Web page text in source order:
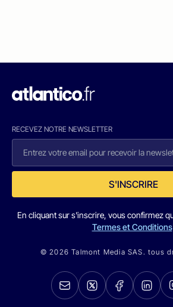
RECEVEZ NOTRE NEWSLETTER
S'INSCRIRE
En cliquant sur s'inscrire, vous confirmez
Termes et Conditions
© 2026 Talmont Media SAS. tous